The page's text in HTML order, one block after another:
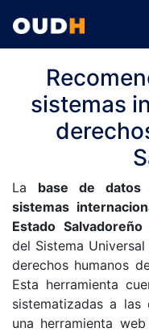
sistemas
La base de datos
sistemas
Estado Salvadoreño
del Sistema
derechos humanos
Esta herramienta
sistematizadas a
una herramienta